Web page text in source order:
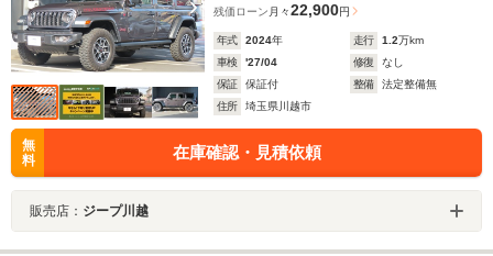
残価ローン 月々22,900円
年式 2024年 走行 1.2万km
車検
'27/04 修復
なし
保証
保証付 整備
法定整備無
住所
埼玉県川越市
無
料
在庫確認・見積依頼
販売店： ジープ川越